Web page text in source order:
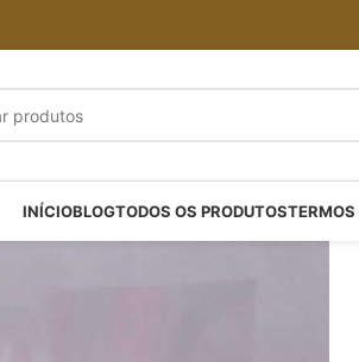
INÍCIOBLOGTODOS OS PRODUTOSTERMOS